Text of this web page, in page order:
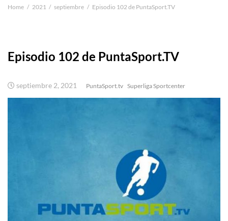
Home 2021 septiembre Episodio 102 de PuntaSport.TV
Episodio 102 de PuntaSport.TV
septiembre 2, 2021 PuntaSport.tv Superliga Sportcenter